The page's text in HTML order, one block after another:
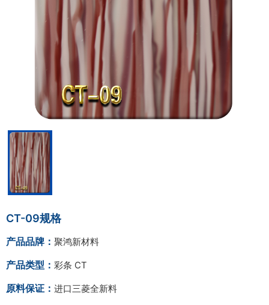
CT-09规格
产品品牌： 聚鸿新材料
产品类型： 彩条 CT
原料保证： 进口三菱全新料